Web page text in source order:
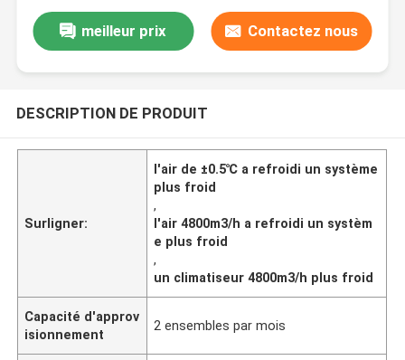
meilleur prix Contactez nous
DESCRIPTION DE PRODUIT
Surligner:
l'air de ±0.5℃ a refroidi un système
plus froid
,
l'air 4800m3/h a refroidi un systèm
e plus froid
,
un climatiseur 4800m3/h plus froid
Capacité d'approv
isionnement
2 ensembles par mois